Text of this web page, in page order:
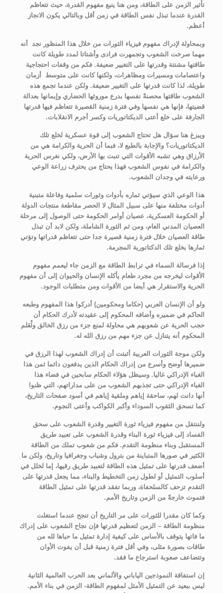
تأثير الزمن على الطاقة، ومن هنا ينبع مفهوم القدرة، حيث تتعاظم
القدرة عندما تبذل نفس الطاقة في زمن أقل وبالتالي يكون الانجاز
أعظم.
وبمحاولة لإدراك مفهوم فيزياء الثورات من خلال هذا المنظور نجد أنه
مهما صرخت الشعوب وتجمهرت فرادى وأشتاتا لمدد طويلة كانت
طاقتها مشتتة وقدرتها على التغيير ضعيفة. فكم من وقفات احتجاجية
واعتصامات ومسيرات ومظاهرات، ولكنها كانت على متوسط أزمان
طويلة، لذا كانت قدرتها على التغيير ضعيفة. ولكن عندما تجمع هذه
الشعوب طاقتها محصنةً نفسها بدرع موروثها الحضاري وإيمانها بعدالة
قضيتها، فإنها هي نفسها وفي فترة زمنية القصيرة تتعاظم فيها قدرتها
الجارفة على خلع أعتى الديكتاتوريات وكسر أجرم الانقلابات.
ويبزغ هنا سؤال هل تحتاج الشعوب إلى قوة عسكرية لخلع تلك
الديكتاتوريات؟ والإجابة بالطبع لا، فبما أن الحرية والكرامة هي من
الأرزاق وهي تشبه الأقوات التي تنبت بها الأرض، ولكي نغرس الحرية
والكرامة في نفوس الشعوب فهذا يحتاج من يحترف زراعة الوعي
ورعايته في وجدان الشعوب.
هذا الوعي الذي سيؤتي ثماره بأدوات وثورات سلمية وفاعلة متبنية
أدوات مختلفة منها على سبيل المثال لا الحصر مقاطعة منتجات الدولة
أو الحكومة العسكرية، عصيان أوامر الحكومة حتى الوصول إلى مرحلة
العصيان المدني العام، ومن ثم الثورة الشاملة، ولكن لابد أن تبذل
طاقة العصيان خلال فترة زمنية قصيرة جدا حتى تتعاظم قدراتها وتؤتي
ثمارها بخلع تلك الدكتاتورية المجرمة.
إذا فرسالة السماء في ترابط الطاقة مع الزمن جاء ليعمم مفهوم
الأقوات ليخرجه من مجرد طعام يأكله الإنسان والحيوان إلى أن مفهوم
الحرية والاستقرار هي أيضا من الأقوات ومن متطلبات الوجود.
ولو أن الإنسان العربي (حكاما ومحكومين) أدركوا هذا المفهوم وطبعه
الحاكم في ضميره وأضافه المحكوم إلى عقيدته لأدرك الحكام أن
حجب الحرية عن شعوبهم هي محاولة لمنع جزء من رزق الخالق ولْعَلم
المحكوم أنه يتنازل عن جزء مهم من رزق الله له.
ولكن موجة الثورات العربية أثبتت أن إدراك الشعوب لهذا الرزق في
ضميرها أوضح وأسرع من إدراك الحكام الذين يدفعون دائما ثمن هذا
الغباء الإدراكي غاليا. وسيظل هؤلاء الحكام سابحين في فضاء هذا
الغباء الإدراكي حتى تجذبهم الشعوب من على مداراتهم، التي ظنوا
أنها دانت لهم، ساحقة إياهم وملقية إياهم في أسود صفحات التاريخ،
كما تسحق الثقوب السوداء وأكبر الكواكب وأعتى النجوم.
ولننتقل من مفهوم فيزياء ثورة التغيير وقدرة الشعوب على سحق
الفساد إلى فيزياء ثورة البناء وقدرة الشعوب على تعبيد طريق
المستقبل وبناء منظومة التقدم. فكم من شعوب تملك من الطاقة
الكثير في صورها المتباينة من بترول وشباب وجغرافيا وتاريخ، ولكن ما
أضعف قدرتها على تمثيل هذه الطاقة لتعبيد طريق رقيها، إما لخلل في
أسلوب التمثيل أو لطول زمن التخطيط والبناء، مما يجعل قدرتها على
التقدم تزحف كالسلحفاة، وربما تفقد قدرتها على تمثيل الطاقة
فتموت خارجةً من الزمن وتاريخ الأمم.
وكما كان مقدرا للثورات على مر التاريخ أن تنجح عندما استغلت
منظومة الطاقة – الزمن لتعظيم قدرتها فإن نجاح الشعوب على إدراك
ما فاتها يتوقف بالأساس على كيفية إدارة تمثيل ما حباها لله من
طاقات بصورة مثلى، وفي أقل فترة زمنية قبل أن يفوت الأوان
وتتضاعف صعوبة استرجاع ما فقد.
إن استفاقة النموذجين الياباني والألماني بعد الحرب العالمية الثانية
ليس ببعيد عن التمثيل الأمثل لمفهوم الطاقة- الزمن في بناء الأمم.